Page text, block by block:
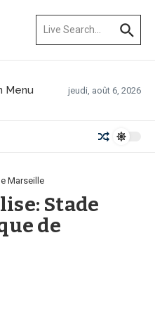
Menu jeudi, août 6, 2026
Marseille
Stade
de